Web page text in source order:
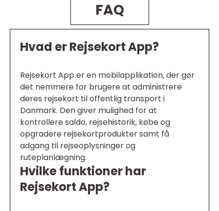
FAQ
Hvad er Rejsekort App?
Rejsekort App er en mobilapplikation, der gør
det nemmere for brugere at administrere
deres rejsekort til offentlig transport i
Danmark. Den giver mulighed for at
kontrollere saldo, rejsehistorik, købe og
opgradere rejsekortprodukter samt få
adgang til rejseoplysninger og
ruteplanlægning.
Hvilke funktioner har
Rejsekort App?